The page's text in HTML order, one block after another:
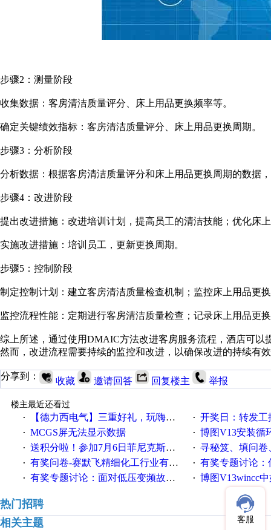
步骤2：测量阶段
收集数据：客房清洁质量评分、床上用品更换频率等。
确定关键绩效指标：客房清洁质量评分、床上用品更换周期。
步骤3：分析阶段
分析数据：根据客房清洁质量评分和床上用品更换周期的数据
步骤4：改进阶段
提出改进措施：改进培训计划，提高员工的清洁技能；优化床
实施改进措施：培训员工，更新更换周期。
步骤5：控制阶段
制定控制计划：建立客房清洁质量检查机制；监控床上用品更
监控流程性能：定期进行客房清洁质量检查；记录床上用品更
综上所述，通过使用DMAIC方法改进客房服务流程，酒店可
然而，改进流程需要持续的监控和改进，以确保改进的持续有
分享到： 收藏 邀请回答 回复楼主 举报
楼主最近还看过
·
【德力西电气】三重好礼，玩嗨夏日！ · 开奖日：转发工控速派
· MCGS屏无法显示数据 · 博图V13安装循环重启
· 送积分啦！参加7月6日菲尼克斯在线研讨会即得 · 寻秘笈、填问卷
· 有奖问卷-赛默飞精细化工行业有奖调查来袭！ · 有奖专题讨论：伺服选择
· 有奖专题讨论：面对低压变频故障，老手是这样解决的！ · 博图V13wincc中如何
热门招聘
相关主题
客服